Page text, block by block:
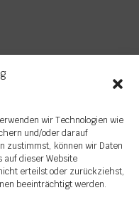
wir Technologien wie
und/oder darauf
zustimmst, können wir Daten
auf dieser Website
erteilst oder zurückziehst,
beeinträchtigt werden.